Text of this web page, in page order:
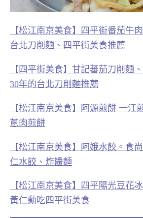
【松江南京美食】四平街番茄牛
台北刀削麵、四平街美食推薦
【四平街美食】甘記蕃茄刀削麵
30年的台北刀削麵推薦
【松江南京美食】阿源煎餅 一江
蔥肉煎餅
【松江南京美食】阿娥水餃。食
仁水餃、炸醬麵
【松江南京美食】四平陽光豆花
黃仁勳吃四平街美食